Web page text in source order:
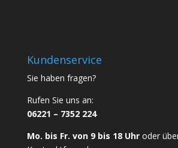
Kundenservice
Sie haben fragen?
Rufen Sie uns an:
06221 – 7352 224
Mo. bis Fr. von 9 bis 18 Uhroder